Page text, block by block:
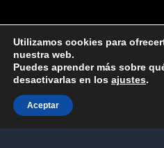
Utilizamos cookies para
nuestra web.
Puedes aprender más sobre
desactivarlas en los ajustes.
Aceptar